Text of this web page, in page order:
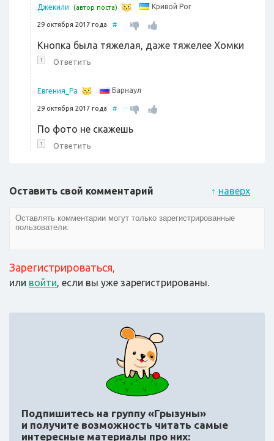
Джекили (автор поста) Кривой Рог
29 октября 2017 года #
Кнопка была тяжелая, даже тяжелее Хомки
↑ Ответить
Евгения_Ра Барнаул
29 октября 2017 года #
По фото не скажешь
↑ Ответить
↑ наверх
Оставить свой комментарий
Зарегистрироваться,
или войти, если вы уже зарегистрированы.
Подпишитесь на группу «Грызуны»
и получите возможность читать самые
интересные материалы про них: